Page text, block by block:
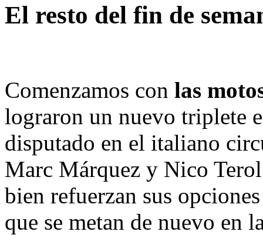
El resto del fin de
Comenzamos con las
lograron un nuevo triplete
disputado en el italiano
Marc Márquez y Nico
bien refuerzan sus
que se metan de nuevo en